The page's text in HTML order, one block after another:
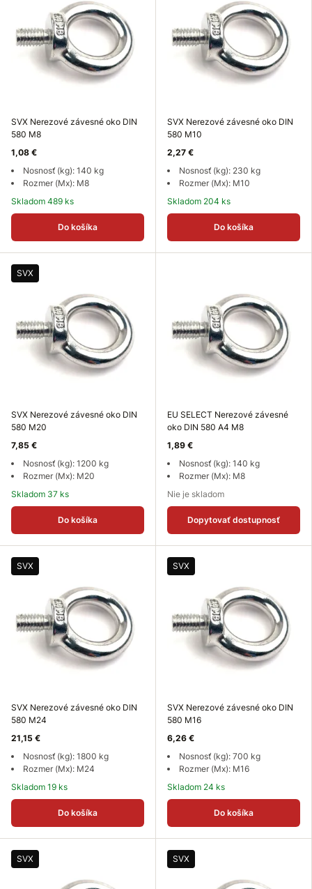
SVX Nerezové závesné oko DIN
580 M8
1,08 €
Nosnosť (kg): 140 kg
Rozmer (Mx): M8
Skladom 489 ks
Do košíka
SVX Nerezové závesné oko DIN
580 M10
2,27 €
Nosnosť (kg): 230 kg
Rozmer (Mx): M10
Skladom 204 ks
Do košíka
SVX
SVX Nerezové závesné oko DIN
580 M20
7,85 €
Nosnosť (kg): 1200 kg
Rozmer (Mx): M20
Skladom 37 ks
Do košíka
EU SELECT Nerezové závesné
oko DIN 580 A4 M8
1,89 €
Nosnosť (kg): 140 kg
Rozmer (Mx): M8
Nie je skladom
Dopytovať dostupnosť
SVX
SVX Nerezové závesné oko DIN
580 M24
21,15 €
Nosnosť (kg): 1800 kg
Rozmer (Mx): M24
Skladom 19 ks
Do košíka
SVX
SVX Nerezové závesné oko DIN
580 M16
6,26 €
Nosnosť (kg): 700 kg
Rozmer (Mx): M16
Skladom 24 ks
Do košíka
SVX SVX